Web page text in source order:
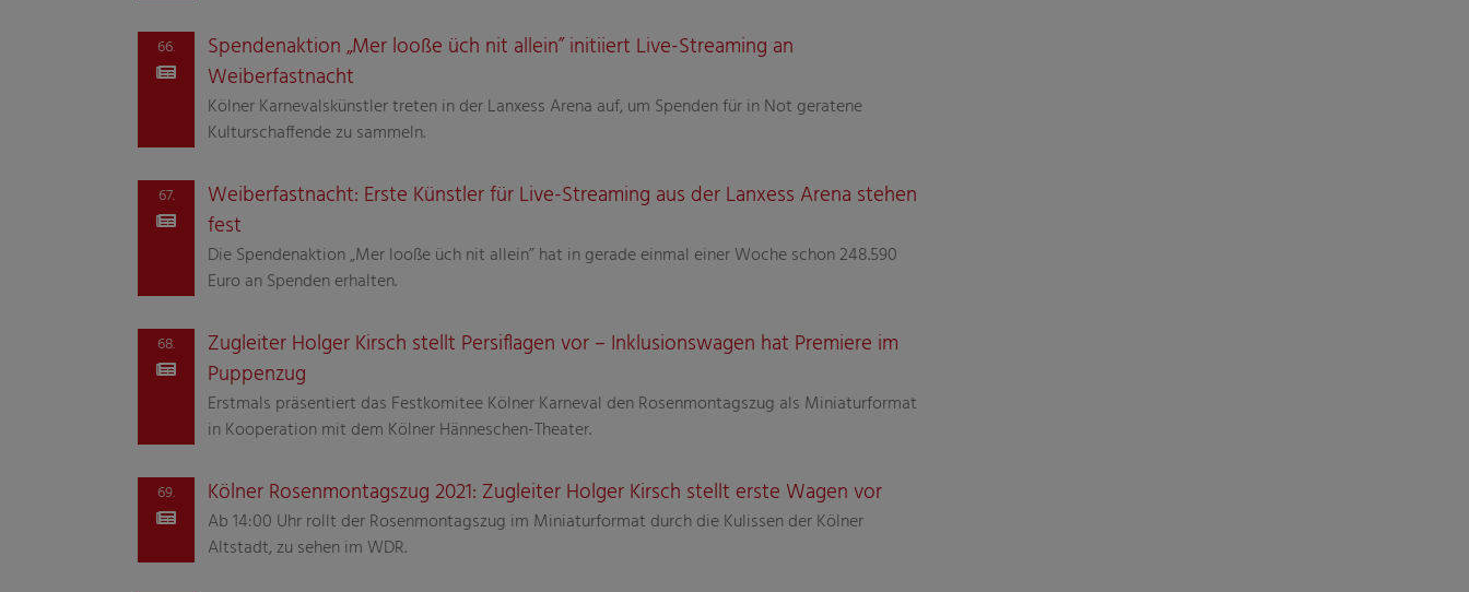
66.
Spendenaktion „Mer looße üch nit allein” initiiert Live-Streaming an
Weiberfastnacht
Kölner Karnevalskünstler treten in der Lanxess Arena auf, um Spenden für in Not geratene
Kulturschaffende zu sammeln.
67.
Weiberfastnacht: Erste Künstler für Live-Streaming aus der Lanxess Arena stehen
fest
Die Spendenaktion „Mer looße üch nit allein” hat in gerade einmal einer Woche schon 248.590
Euro an Spenden erhalten.
68.
Zugleiter Holger Kirsch stellt Persiflagen vor – Inklusionswagen hat Premiere im
Puppenzug
Erstmals präsentiert das Festkomitee Kölner Karneval den Rosenmontagszug als Miniaturformat
in Kooperation mit dem Kölner Hänneschen-Theater.
69. Kölner Rosenmontagszug 2021: Zugleiter Holger Kirsch stellt erste Wagen vor
Ab 14:00 Uhr rollt der Rosenmontagszug im Miniaturformat durch die Kulissen der Kölner
Altstadt, zu sehen im WDR.